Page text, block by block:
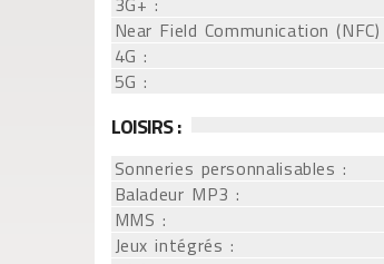
Near Field Communication
4G :
5G :
LOISIRS :
Sonneries personnalisables :
Baladeur MP3 :
MMS :
Jeux intégrés :